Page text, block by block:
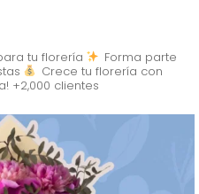
tu florería
Forma parte
Crece tu florería con
+2,000 clientes